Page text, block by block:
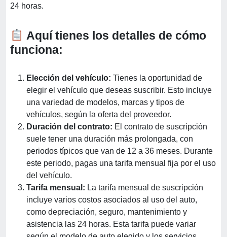
24 horas.
Aquí tienes los detalles de cómo
funciona:
Elección del vehículo: Tienes la oportunidad de
elegir el vehículo que deseas suscribir. Esto incluye
una variedad de modelos, marcas y tipos de
vehículos, según la oferta del proveedor.
Duración del contrato: El contrato de suscripción
suele tener una duración más prolongada, con
periodos típicos que van de 12 a 36 meses. Durante
este periodo, pagas una tarifa mensual fija por el uso
del vehículo.
Tarifa mensual: La tarifa mensual de suscripción
incluye varios costos asociados al uso del auto,
como depreciación, seguro, mantenimiento y
asistencia las 24 horas. Esta tarifa puede variar